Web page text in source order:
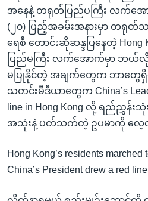
အနေနဲ့ တရုတ်ပြည်ပကြီး လက်အေ
(၂၀) ပြည့်အခမ်းအနားမှာ တရုတ်
ရေစီ တောင်းဆိုဆန္ဒပြနေတဲ့
ပြည်မကြီး လက်အောက်မှာ ဘယ်
မပြုနိုင်တဲ့ အချက်တွေက ဘာတွေရှိ
သတင်းမီဒီယာတွေက China’s
line in Hong Kong လို့ ရည်ညွှန်း
အသုံးနဲ့ ပတ်သက်တဲ့ ဥပမာကို လေ့လ
Hong Kong’s residents marched
China’s President drew a red